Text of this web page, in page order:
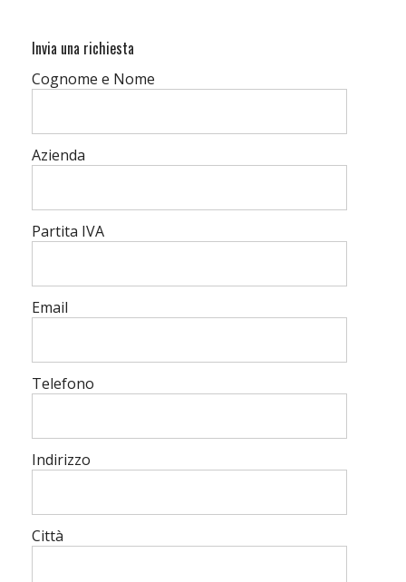
Invia una richiesta
Cognome e Nome
Azienda
Partita IVA
Email
Telefono
Indirizzo
Città